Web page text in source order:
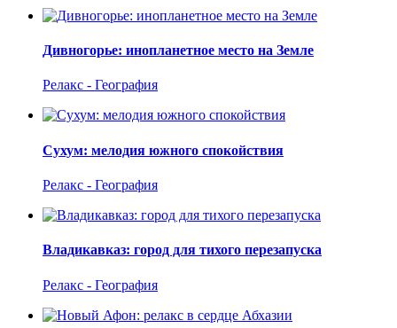
Дивногорье: инопланетное место на Земле
Релакс - География
Сухум: мелодия южного спокойствия
Релакс - География
Владикавказ: город для тихого перезапуска
Релакс - География